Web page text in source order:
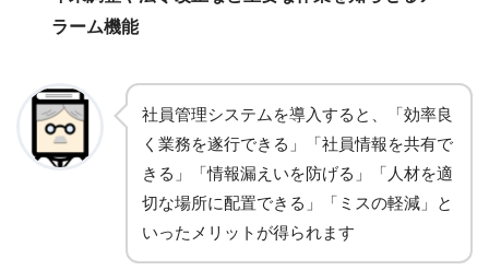
ラーム機能
社員管理システムを導入すると、「効率良
く業務を遂行できる」「社員情報を共有で
きる」「情報漏えいを防げる」「人材を適
切な場所に配置できる」「ミスの軽減」と
いったメリットが得られます